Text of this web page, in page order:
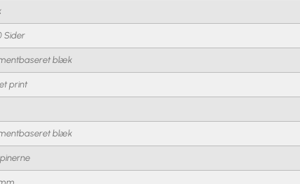
Sider
blæk
print
blæk